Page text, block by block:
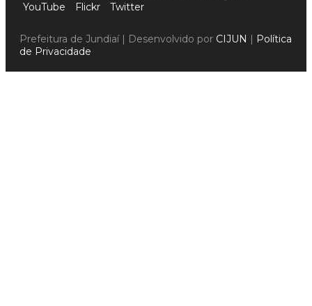
YouTube
Flickr Twitter
Prefeitura de Jundiaí | Desenvolvido por CIJUN | Política
de Privacidade